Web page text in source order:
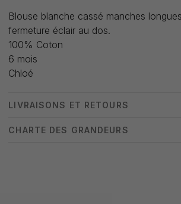
Blouse blanche cassé manches
fermeture éclair au dos.
100% Coton
6 mois
Chloé
LIVRAISONS ET RETOURS
CHARTE DES GRANDEURS